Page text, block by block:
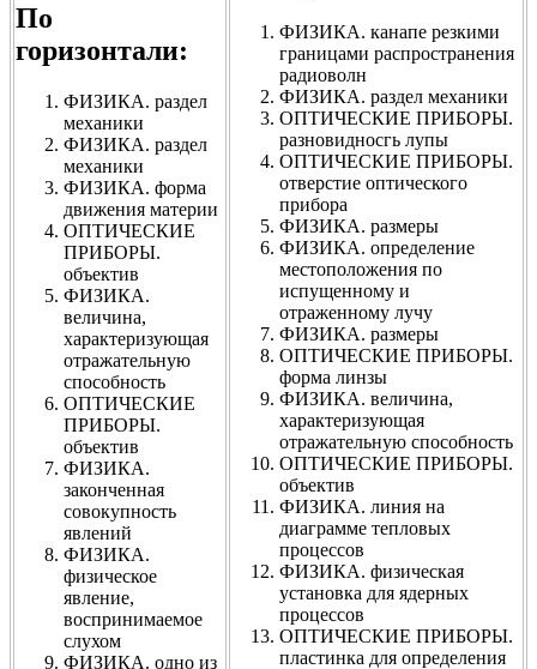
По
горизонтали:
ФИЗИКА. раздел
механики
ФИЗИКА. раздел
механики
ФИЗИКА. форма
движения материи
ОПТИЧЕСКИЕ
ПРИБОРЫ.
объектив
ФИЗИКА.
величина,
характеризующая
отражательную
способность
ОПТИЧЕСКИЕ
ПРИБОРЫ.
объектив
ФИЗИКА.
законченная
совокупность
явлений
ФИЗИКА.
физическое
явление,
воспринимаемое
слухом
ФИЗИКА. одно из
ФИЗИКА. канапе резкими
границами распространения
радиоволн
ФИЗИКА. раздел механики
ОПТИЧЕСКИЕ ПРИБОРЫ.
разновидносгь лупы
ОПТИЧЕСКИЕ ПРИБОРЫ.
отверстие оптического
прибора
ФИЗИКА. размеры
ФИЗИКА. определение
местоположения по
испущенному и
отраженному лучу
ФИЗИКА. размеры
ОПТИЧЕСКИЕ ПРИБОРЫ.
форма линзы
ФИЗИКА. величина,
характеризующая
отражательную способность
ОПТИЧЕСКИЕ ПРИБОРЫ.
объектив
ФИЗИКА. линия на
диаграмме тепловых
процессов
ФИЗИКА. физическая
установка для ядерных
процессов
ОПТИЧЕСКИЕ ПРИБОРЫ.
пластинка для определения